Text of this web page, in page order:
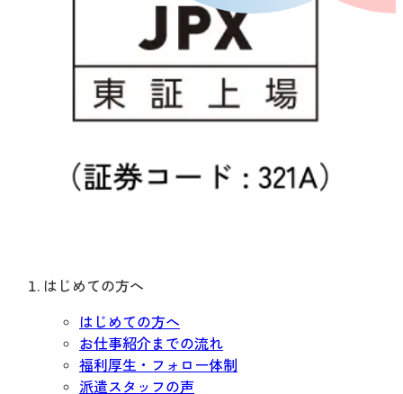
はじめての方へ
はじめての方へ
お仕事紹介までの流れ
福利厚生・フォロー体制
派遣スタッフの声